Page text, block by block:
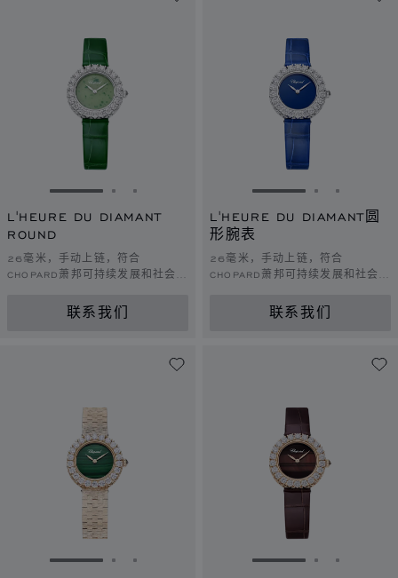
转到幻灯片 1转到幻灯片 2
转到幻灯片 3
L'HEURE DU DIAMANT
ROUND
26毫米，手动上链，符合
CHOPARD萧邦可持续发展和社会责
联系我们
转到幻灯片 1转到幻灯
转到幻
L'HEURE DU DIAMANT圆
形腕表
26毫米，手动上链，符合
CHOPARD萧邦可持续发展和社会责
联系我们
转到幻灯片 1转到幻灯片 2
转到幻灯片 3
转到幻灯片 1转到幻灯
转到幻